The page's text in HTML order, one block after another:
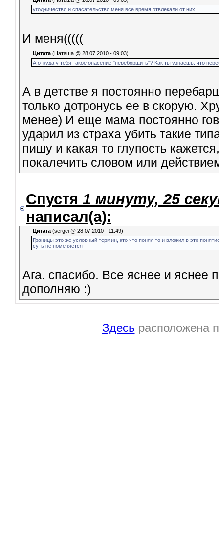
угодничество и спасательство меня все время отвлекали от них
И меня(((((
Цитата(Наташа @ 28.07.2010 - 09:03)
А откуда у тебя такое опасение "переборщить"? Как ты узнаёшь, что
А в детстве я постоянно
только дотронусь ее в скорую.
менее) И еще мама постоянно
ударил из страха убить такие
пишу и какая то глупость
покалечить словом или
Спустя 1 минуту, 25
написал(а):
Цитата(sergei @ 28.07.2010 - 11:49)
Границы это же условный термин, кто что понял то и вложил в это
суть не поменяется
Ага. спасибо. Все яснее и яснее
дополняю :)
Здесь расположена